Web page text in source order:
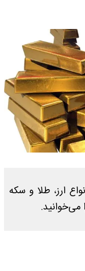
ارز، طلا و سکه